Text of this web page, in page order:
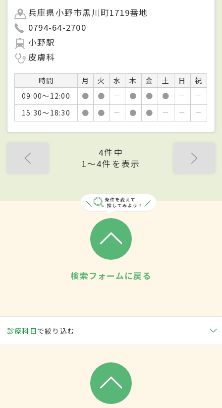
兵庫県小野市黒川町1719番地
0794-64-2700
小野駅
皮膚科
時間 月 火 水 木 金 土 日
祝
09:00～12:00
● ● － ● ● ● －
－
15:30～18:30
● ● － ● ● － － －
4件中
1〜4件を表示
検索フォームに戻る
診療科目で絞り込む